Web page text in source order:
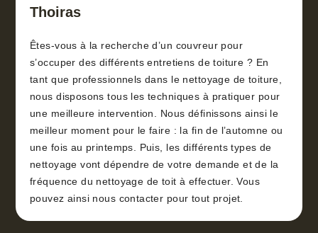
Thoiras
Êtes-vous à la recherche d’un couvreur pour
s’occuper des différents entretiens de toiture ? En
tant que professionnels dans le nettoyage de toiture,
nous disposons tous les techniques à pratiquer pour
une meilleure intervention. Nous définissons ainsi le
meilleur moment pour le faire : la fin de l’automne ou
une fois au printemps. Puis, les différents types de
nettoyage vont dépendre de votre demande et de la
fréquence du nettoyage de toit à effectuer. Vous
pouvez ainsi nous contacter pour tout projet.